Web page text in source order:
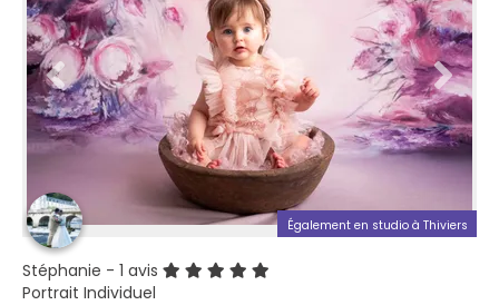
Également en studio à Thiviers
Stéphanie - 1 avis
Portrait Individuel